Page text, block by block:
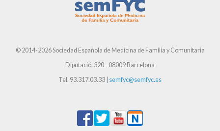
© 2014-2026 Sociedad Española de Medicina de Familia y Comunitaria
Diputació, 320 - 08009 Barcelona
Tel. 93.317.03.33 | semfyc@semfyc.es